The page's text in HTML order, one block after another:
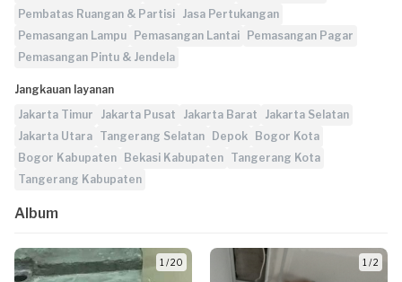
Pembatas Ruangan & Partisi Jasa Pertukangan
Pemasangan Lampu
Pemasangan Lantai
Pemasangan Pagar
Pemasangan Pintu & Jendela
Jangkauan layanan
Jakarta Timur
Jakarta Pusat Jakarta Barat
Jakarta Selatan
Jakarta Utara Tangerang Selatan Depok
Bogor Kota
Bogor Kabupaten
Bekasi Kabupaten Tangerang Kota
Tangerang Kabupaten
Album
1 / 20 1 / 2